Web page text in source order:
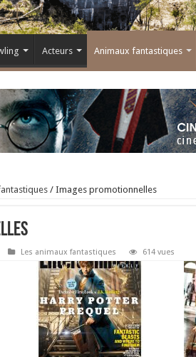
Acteurs Animaux fantastiques
/ Images promotionnelles
Les animaux fantastiques 614 vues